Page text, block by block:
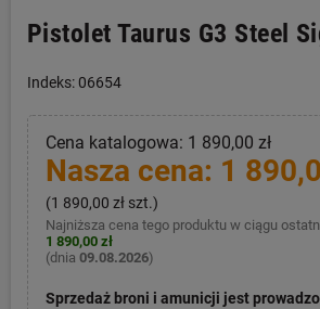
Pistolet Taurus G3 Steel
Indeks: 06654
Cena katalogowa: 1 890,00 zł
Nasza cena: 1
(1 890,00 zł szt.)
Najniższa cena tego produktu w ciągu
1 890,00 zł
(dnia 09.08.2026)
Sprzedaż broni i amunicji jest